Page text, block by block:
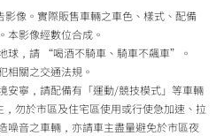
影像。實際販售車輛之車色、樣式、配備
本影像經數位合成。
球，請 “喝酒不騎車、騎車不飆車”。
相關之交通法規。
安寧，請配備有「運動/競技模式」等車輛
勿於市區及住宅區使用或行使急加速、拉
噪音之車輛，亦請車主盡量避免於市區夜